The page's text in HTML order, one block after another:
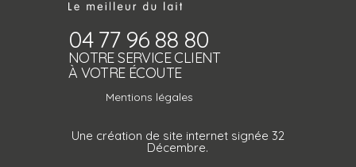
04 77 96 88 80
NOTRE SERVICE CLIENT
À VOTRE ÉCOUTE
Mentions légales
Une création de site internet signée 32
Décembre.